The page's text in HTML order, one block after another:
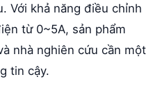
Với khả năng điều chỉnh
từ 0~5A, sản phẩm
nhà nghiên cứu cần một
tin cậy.